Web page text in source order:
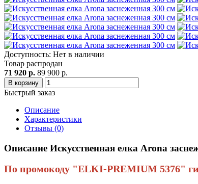
Доступность: Нет в наличии
Товар распродан
71 920 р. 89 900 р.
В корзину
Быстрый заказ
Описание
Характеристики
Отзывы (0)
Описание Искусственная елка Arona
По промокоду "ELKI-PREMIUM 5376"